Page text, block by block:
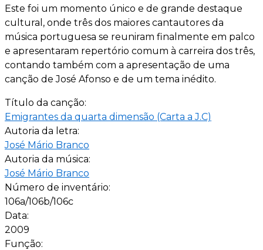
Este foi um momento único e de grande destaque
cultural, onde três dos maiores cantautores da
música portuguesa se reuniram finalmente em palco
e apresentaram repertório comum à carreira dos três,
contando também com a apresentação de uma
canção de José Afonso e de um tema inédito.
Título da canção:
Emigrantes da quarta dimensão (Carta a J.C)
Autoria da letra:
José Mário Branco
Autoria da música:
José Mário Branco
Número de inventário:
106a/106b/106c
Data:
2009
Função: